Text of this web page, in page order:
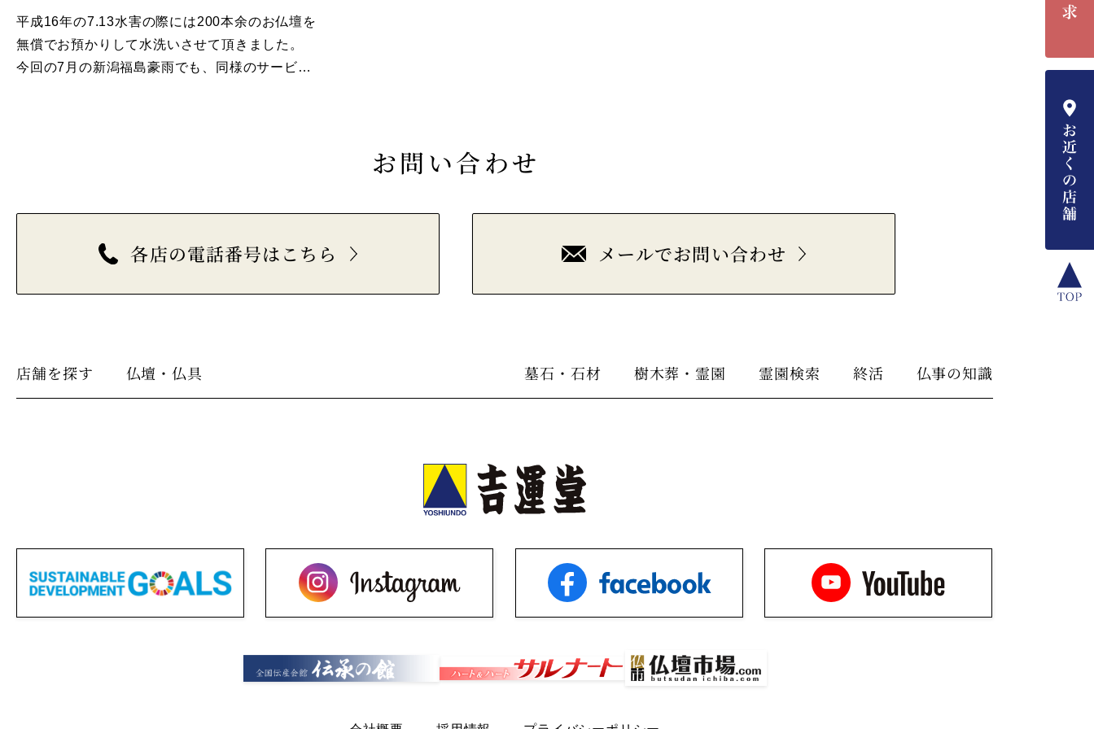
平成16年の7.13水害の際には200本余のお仏壇を
無償でお預かりして水洗いさせて頂きました。
今回の7月の新潟福島豪雨でも、同様のサービス
お問い合わせ
各店の電話番号はこちら メールでお問い合わせ
店舗を探す 仏壇・仏具 墓石・石材 樹木葬・霊園 霊園検索 終活 仏事の知識
こ